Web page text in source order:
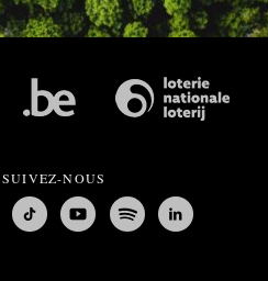
SUIVEZ-NOUS